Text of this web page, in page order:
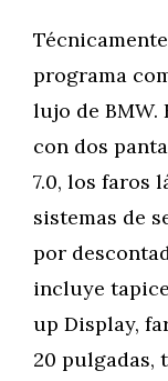
programa
lujo de BMW.
con dos
7.0, los faros
sistemas de
por
incluye
up Display,
20 pulgadas,